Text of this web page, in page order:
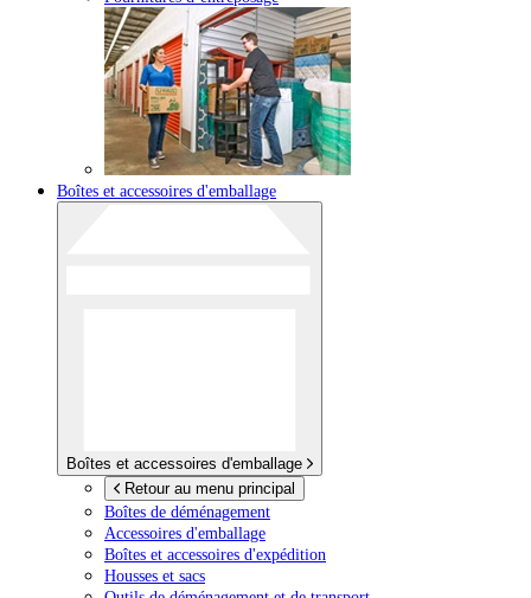
Boîtes et accessoires d'emballage
Boîtes et accessoires d'emballage
Retour au menu principal
Boîtes de déménagement
Accessoires d'emballage
Boîtes et accessoires d'expédition
Housses et sacs